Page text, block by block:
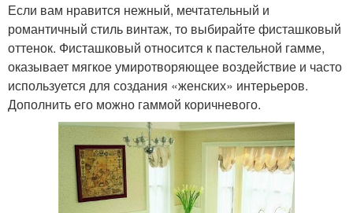
Если вам нравится нежный, мечтательный и
романтичный стиль винтаж, то выбирайте фисташковый
оттенок. Фисташковый относится к пастельной гамме,
оказывает мягкое умиротворяющее воздействие и часто
используется для создания «женских» интерьеров.
Дополнить его можно гаммой коричневого.